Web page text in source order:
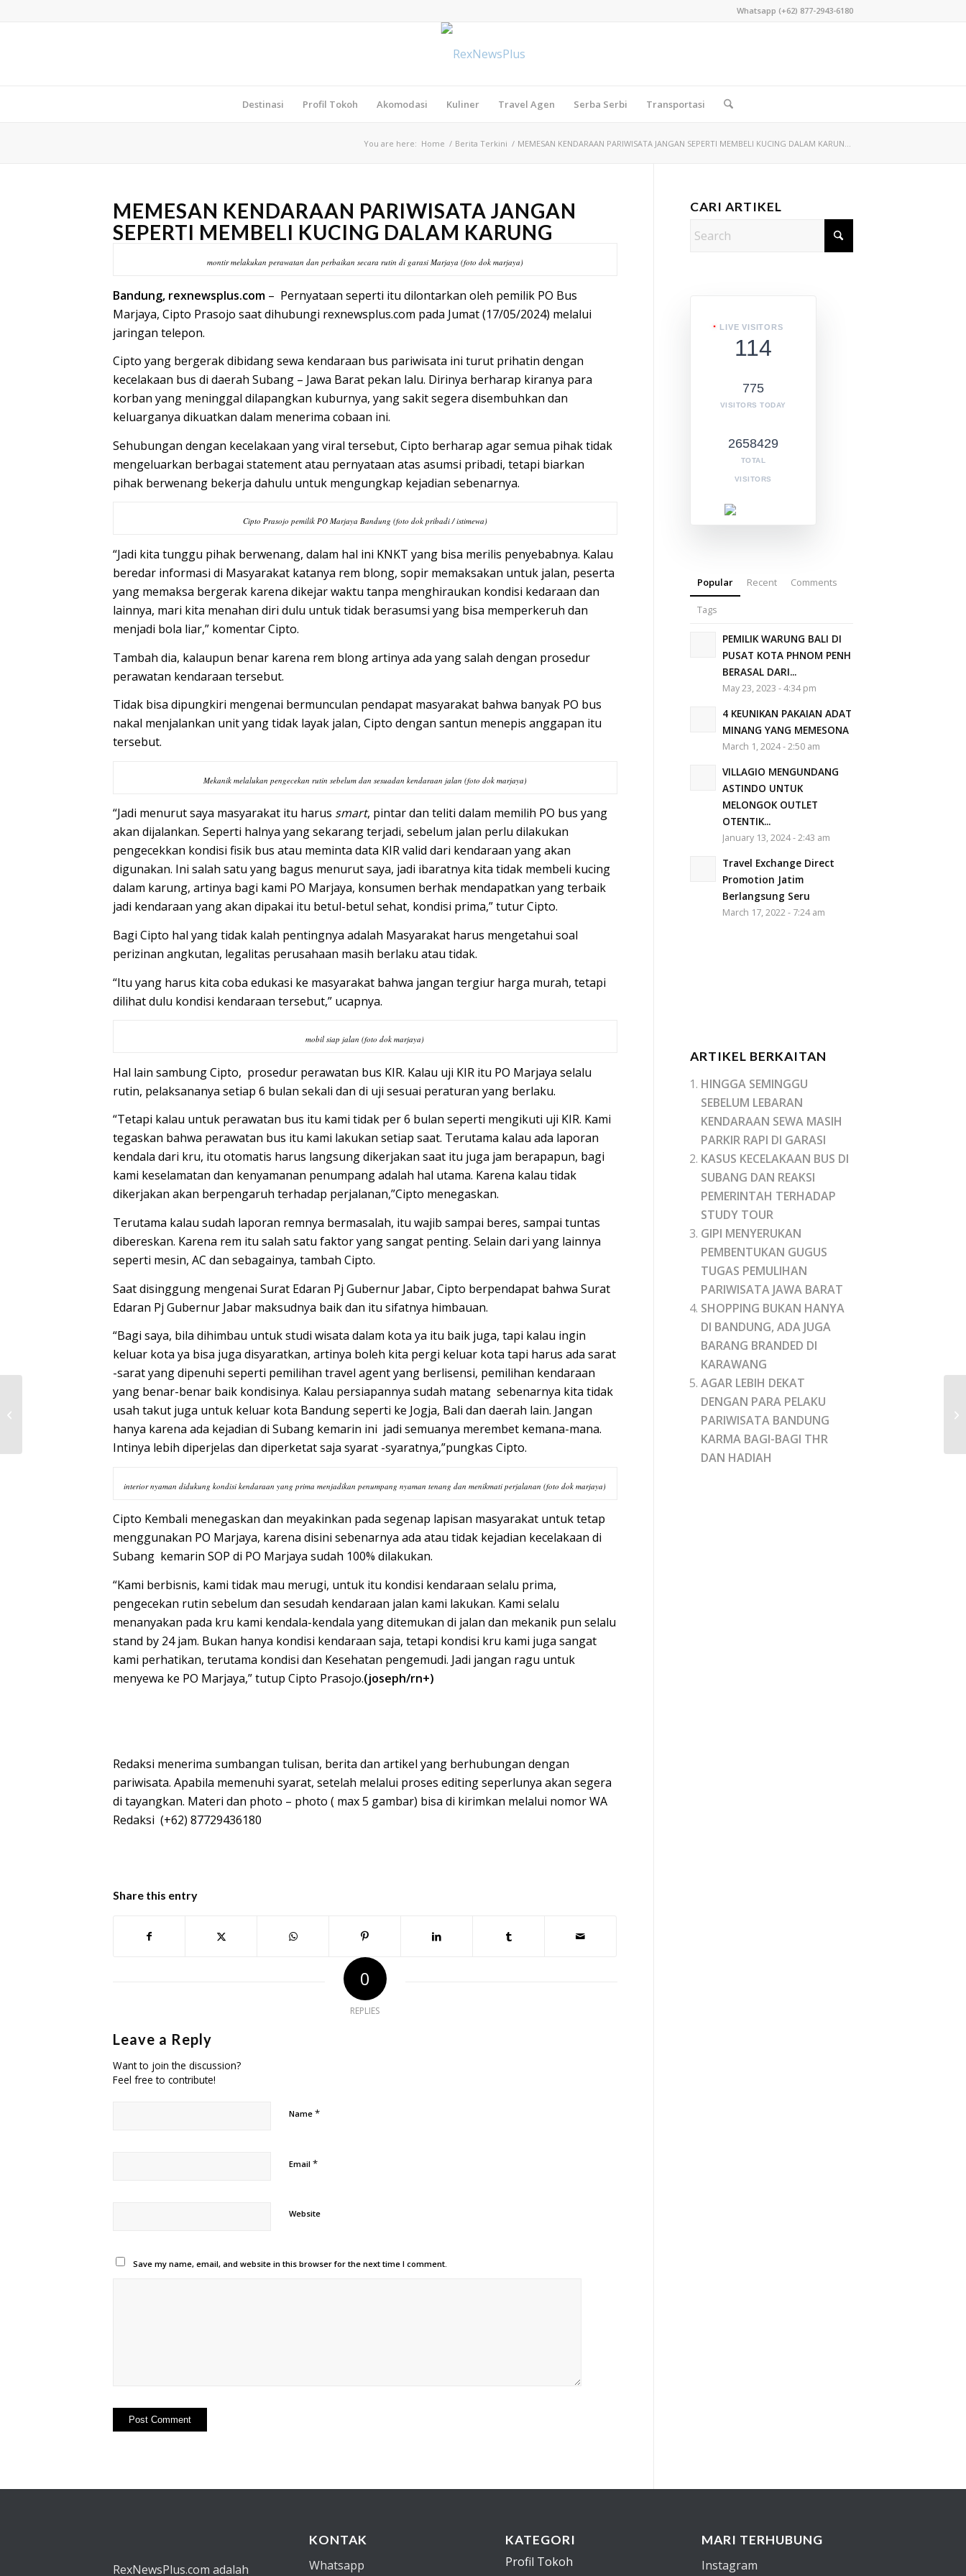
Whatsapp (+62) 877-2943-6180
Destinasi Profil Tokoh Akomodasi Kuliner Travel Agen Serba Serbi Transportasi
You are here: Home / Berita Terkini / MEMESAN KENDARAAN PARIWISATA JANGAN SEPERTI MEMBELI KUCING DALAM KARUN...
MEMESAN KENDARAAN PARIWISATA JANGAN
SEPERTI MEMBELI KUCING DALAM KARUNG
montir melakukan perawatan dan perbaikan secara rutin di garasi Marjaya (foto dok marjaya)
Bandung, rexnewsplus.com – Pernyataan seperti itu dilontarkan oleh pemilik PO Bus
Marjaya, Cipto Prasojo saat dihubungi rexnewsplus.com pada Jumat (17/05/2024) melalui
jaringan telepon.
Cipto yang bergerak dibidang sewa kendaraan bus pariwisata ini turut prihatin dengan
kecelakaan bus di daerah Subang – Jawa Barat pekan lalu. Dirinya berharap kiranya para
korban yang meninggal dilapangkan kuburnya, yang sakit segera disembuhkan dan
keluarganya dikuatkan dalam menerima cobaan ini.
Sehubungan dengan kecelakaan yang viral tersebut, Cipto berharap agar semua pihak tidak
mengeluarkan berbagai statement atau pernyataan atas asumsi pribadi, tetapi biarkan
pihak berwenang bekerja dahulu untuk mengungkap kejadian sebenarnya.
Cipto Prasojo pemilik PO Marjaya Bandung (foto dok pribadi / istimewa)
“Jadi kita tunggu pihak berwenang, dalam hal ini KNKT yang bisa merilis penyebabnya. Kalau
beredar informasi di Masyarakat katanya rem blong, sopir memaksakan untuk jalan, peserta
yang memaksa bergerak karena dikejar waktu tanpa menghiraukan kondisi kedaraan dan
lainnya, mari kita menahan diri dulu untuk tidak berasumsi yang bisa memperkeruh dan
menjadi bola liar,” komentar Cipto.
Tambah dia, kalaupun benar karena rem blong artinya ada yang salah dengan prosedur
perawatan kendaraan tersebut.
Tidak bisa dipungkiri mengenai bermunculan pendapat masyarakat bahwa banyak PO bus
nakal menjalankan unit yang tidak layak jalan, Cipto dengan santun menepis anggapan itu
tersebut.
Mekanik melalukan pengecekan rutin sebelum dan sesuadan kendaraan jalan (foto dok marjaya)
“Jadi menurut saya masyarakat itu harus smart, pintar dan teliti dalam memilih PO bus yang
akan dijalankan. Seperti halnya yang sekarang terjadi, sebelum jalan perlu dilakukan
pengecekkan kondisi fisik bus atau meminta data KIR valid dari kendaraan yang akan
digunakan. Ini salah satu yang bagus menurut saya, jadi ibaratnya kita tidak membeli kucing
dalam karung, artinya bagi kami PO Marjaya, konsumen berhak mendapatkan yang terbaik
jadi kendaraan yang akan dipakai itu betul-betul sehat, kondisi prima,” tutur Cipto.
Bagi Cipto hal yang tidak kalah pentingnya adalah Masyarakat harus mengetahui soal
perizinan angkutan, legalitas perusahaan masih berlaku atau tidak.
“Itu yang harus kita coba edukasi ke masyarakat bahwa jangan tergiur harga murah, tetapi
dilihat dulu kondisi kendaraan tersebut,” ucapnya.
mobil siap jalan (foto dok marjaya)
Hal lain sambung Cipto, prosedur perawatan bus KIR. Kalau uji KIR itu PO Marjaya selalu
rutin, pelaksananya setiap 6 bulan sekali dan di uji sesuai peraturan yang berlaku.
“Tetapi kalau untuk perawatan bus itu kami tidak per 6 bulan seperti mengikuti uji KIR. Kami
tegaskan bahwa perawatan bus itu kami lakukan setiap saat. Terutama kalau ada laporan
kendala dari kru, itu otomatis harus langsung dikerjakan saat itu juga jam berapapun, bagi
kami keselamatan dan kenyamanan penumpang adalah hal utama. Karena kalau tidak
dikerjakan akan berpengaruh terhadap perjalanan,”Cipto menegaskan.
Terutama kalau sudah laporan remnya bermasalah, itu wajib sampai beres, sampai tuntas
dibereskan. Karena rem itu salah satu faktor yang sangat penting. Selain dari yang lainnya
seperti mesin, AC dan sebagainya, tambah Cipto.
Saat disinggung mengenai Surat Edaran Pj Gubernur Jabar, Cipto berpendapat bahwa Surat
Edaran Pj Gubernur Jabar maksudnya baik dan itu sifatnya himbauan.
“Bagi saya, bila dihimbau untuk studi wisata dalam kota ya itu baik juga, tapi kalau ingin
keluar kota ya bisa juga disyaratkan, artinya boleh kita pergi keluar kota tapi harus ada sarat
-sarat yang dipenuhi seperti pemilihan travel agent yang berlisensi, pemilihan kendaraan
yang benar-benar baik kondisinya. Kalau persiapannya sudah matang sebenarnya kita tidak
usah takut juga untuk keluar kota Bandung seperti ke Jogja, Bali dan daerah lain. Jangan
hanya karena ada kejadian di Subang kemarin ini jadi semuanya merembet kemana-mana.
Intinya lebih diperjelas dan diperketat saja syarat -syaratnya,”pungkas Cipto.
interior nyaman didukung kondisi kendaraan yang prima menjadikan penumpang nyaman tenang dan menikmati perjalanan (foto dok marjaya)
Cipto Kembali menegaskan dan meyakinkan pada segenap lapisan masyarakat untuk tetap
menggunakan PO Marjaya, karena disini sebenarnya ada atau tidak kejadian kecelakaan di
Subang kemarin SOP di PO Marjaya sudah 100% dilakukan.
“Kami berbisnis, kami tidak mau merugi, untuk itu kondisi kendaraan selalu prima,
pengecekan rutin sebelum dan sesudah kendaraan jalan kami lakukan. Kami selalu
menanyakan pada kru kami kendala-kendala yang ditemukan di jalan dan mekanik pun selalu
stand by 24 jam. Bukan hanya kondisi kendaraan saja, tetapi kondisi kru kami juga sangat
kami perhatikan, terutama kondisi dan Kesehatan pengemudi. Jadi jangan ragu untuk
menyewa ke PO Marjaya,” tutup Cipto Prasojo.(joseph/rn+)
Redaksi menerima sumbangan tulisan, berita dan artikel yang berhubungan dengan
pariwisata. Apabila memenuhi syarat, setelah melalui proses editing seperlunya akan segera
di tayangkan. Materi dan photo – photo ( max 5 gambar) bisa di kirimkan melalui nomor WA
Redaksi (+62) 87729436180
Share this entry
0
REPLIES
Leave a Reply
Want to join the discussion?
Feel free to contribute!
Name *
Email *
Website
Save my name, email, and website in this browser for the next time I comment.
CARI ARTIKEL
LIVE VISITORS
114
775
VISITORS TODAY
2658429
TOTAL
VISITORS
Popular Recent Comments
Tags
PEMILIK WARUNG BALI DI
PUSAT KOTA PHNOM PENH
BERASAL DARI...
May 23, 2023 - 4:34 pm
4 KEUNIKAN PAKAIAN ADAT
MINANG YANG MEMESONA
March 1, 2024 - 2:50 am
VILLAGIO MENGUNDANG
ASTINDO UNTUK
MELONGOK OUTLET
OTENTIK...
January 13, 2024 - 2:43 am
Travel Exchange Direct
Promotion Jatim
Berlangsung Seru
March 17, 2022 - 7:24 am
ARTIKEL BERKAITAN
HINGGA SEMINGGU
SEBELUM LEBARAN
KENDARAAN SEWA MASIH
PARKIR RAPI DI GARASI
KASUS KECELAKAAN BUS DI
SUBANG DAN REAKSI
PEMERINTAH TERHADAP
STUDY TOUR
GIPI MENYERUKAN
PEMBENTUKAN GUGUS
TUGAS PEMULIHAN
PARIWISATA JAWA BARAT
SHOPPING BUKAN HANYA
DI BANDUNG, ADA JUGA
BARANG BRANDED DI
KARAWANG
AGAR LEBIH DEKAT
DENGAN PARA PELAKU
PARIWISATA BANDUNG
KARMA BAGI-BAGI THR
DAN HADIAH
RexNewsPlus.com adalah
KONTAK
Whatsapp
KATEGORI
Profil Tokoh
MARI TERHUBUNG
Instagram
Nikmati Keseruan K-